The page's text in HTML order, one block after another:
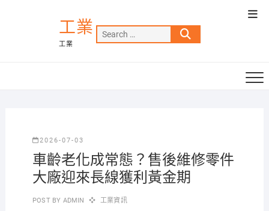
工業
工業
Search
…
2026-07-03
車齡老化成常態？售後維修零件
大廠迎來長線獲利黃金期
POST BY ADMIN 工業資訊